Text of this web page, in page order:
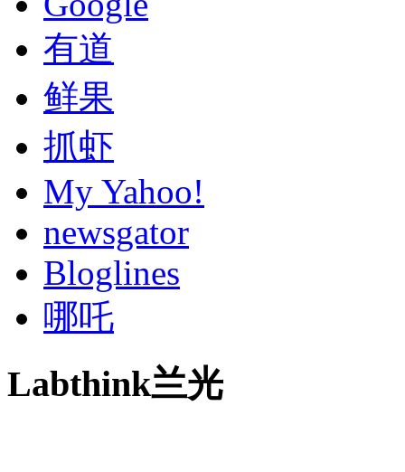
有道
鲜果
抓虾
My Yahoo!
newsgator
Bloglines
哪吒
Labthink兰光